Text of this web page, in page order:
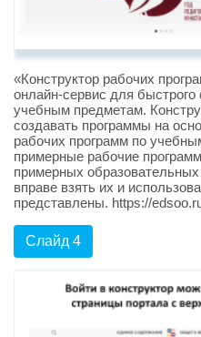
«Конструктор рабочих
онлайн-сервис для
учебным предметам.
создавать программы на
рабочих программ по
примерные рабочие
примерных
вправе взять их и
представлены. https://
Слайд 4